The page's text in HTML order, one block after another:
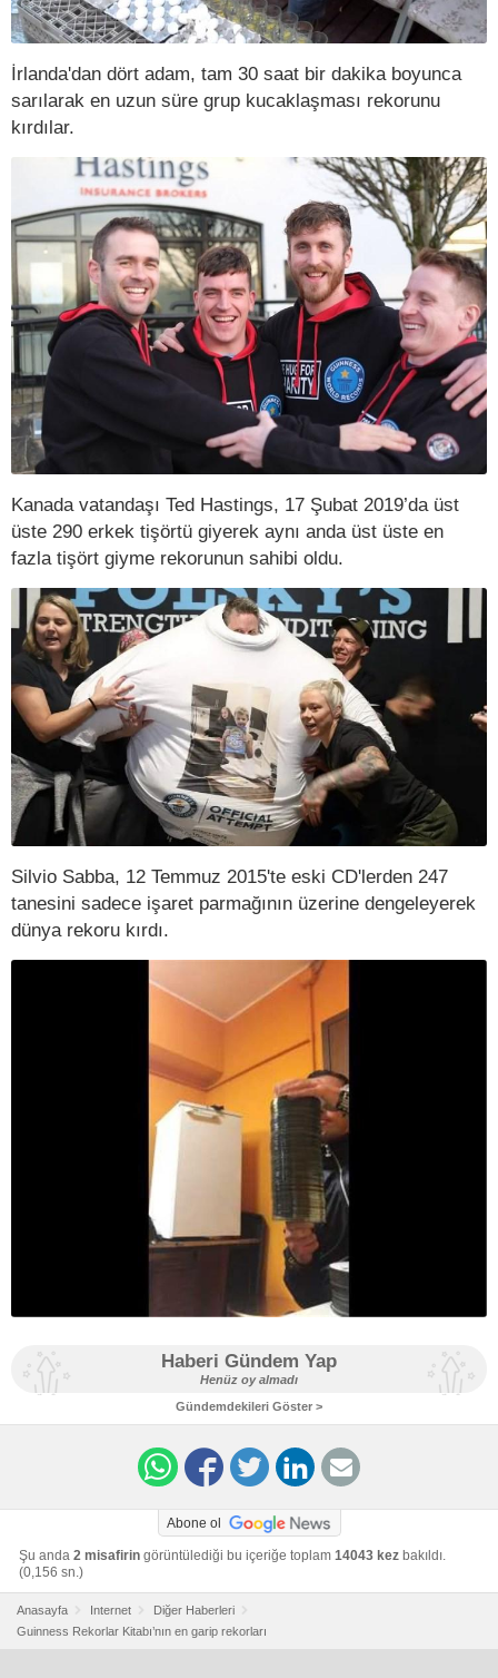
İrlanda'dan dört adam, tam 30 saat bir dakika boyunca
sarılarak en uzun süre grup kucaklaşması rekorunu
kırdılar.
Kanada vatandaşı Ted Hastings, 17 Şubat 2019’da üst
üste 290 erkek tişörtü giyerek aynı anda üst üste en
fazla tişört giyme rekorunun sahibi oldu.
Silvio Sabba, 12 Temmuz 2015'te eski CD'lerden 247
tanesini sadece işaret parmağının üzerine dengeleyerek
dünya rekoru kırdı.
Haberi Gündem Yap
Henüz oy almadı
Gündemdekileri Göster >
Abone ol
Şu anda 2 misafirin görüntülediği bu içeriğe toplam 14043 kez bakıldı.
(0,156 sn.)
Anasayfa Internet
Diğer Haberleri
Guinness Rekorlar Kitabı’nın en garip rekorları